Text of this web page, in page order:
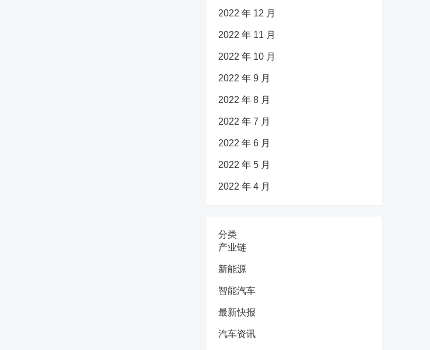
2022 年 12 月
2022 年 11 月
2022 年 10 月
2022 年 9 月
2022 年 8 月
2022 年 7 月
2022 年 6 月
2022 年 5 月
2022 年 4 月
分类
产业链
新能源
智能汽车
最新快报
汽车资讯